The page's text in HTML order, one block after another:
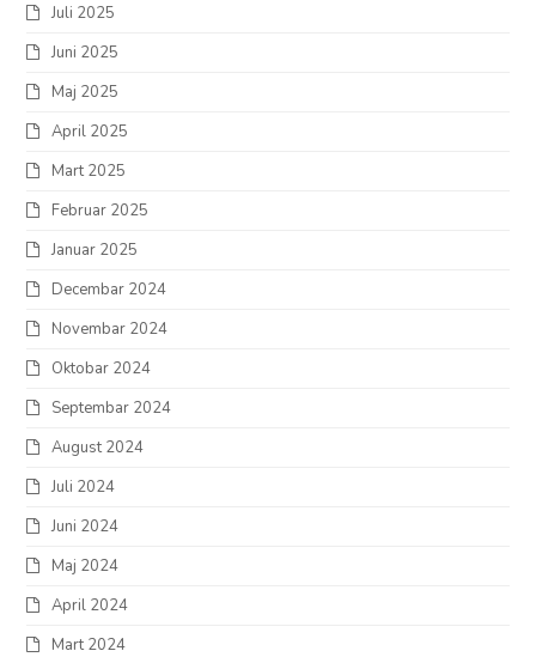
Juli 2025
Juni 2025
Maj 2025
April 2025
Mart 2025
Februar 2025
Januar 2025
Decembar 2024
Novembar 2024
Oktobar 2024
Septembar 2024
August 2024
Juli 2024
Juni 2024
Maj 2024
April 2024
Mart 2024